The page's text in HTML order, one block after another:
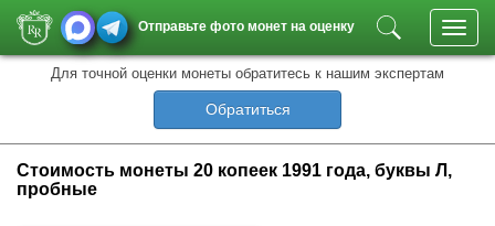
Отправьте фото монет на оценку
Для точной оценки монеты обратитесь к нашим экспертам
Обратиться
Стоимость монеты 20 копеек 1991 года, буквы Л,
пробные